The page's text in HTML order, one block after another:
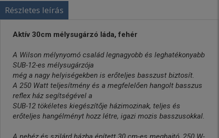
Részletes leírás
Aktív 30cm mélysugárzó láda, fehér
A Wilson mélynyomó család legnagyobb és leghatékonyabb
SUB-12-es mélysugárzója
még a nagy helyiségekben is erőteljes basszust biztosít.
A 250 Watt teljesítmény és a megfelelően hangolt basszus
reflex ház segítségével a
SUB-12 tökéletes kiegészítője házimozinak, teljes és
erőteljes hangélményt hozz létre, igazi mozis basszusokkal.